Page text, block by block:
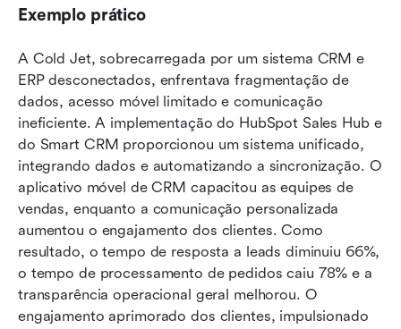
Exemplo prático
A Cold Jet, sobrecarregada por um sistema CRM e
ERP desconectados, enfrentava fragmentação de
dados, acesso móvel limitado e comunicação
ineficiente. A implementação do HubSpot Sales Hub e
do Smart CRM proporcionou um sistema unificado,
integrando dados e automatizando a sincronização. O
aplicativo móvel de CRM capacitou as equipes de
vendas, enquanto a comunicação personalizada
aumentou o engajamento dos clientes. Como
resultado, o tempo de resposta a leads diminuiu 66%,
o tempo de processamento de pedidos caiu 78% e a
transparência operacional geral melhorou. O
engajamento aprimorado dos clientes, impulsionado